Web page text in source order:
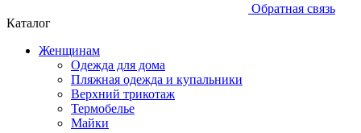
Обратная связь
Каталог
Женщинам
Одежда для дома
Пляжная одежда и купальники
Верхний трикотаж
Термобелье
Майки